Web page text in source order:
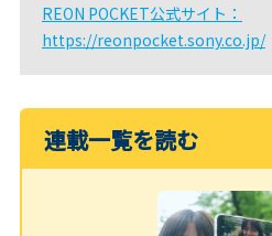
REON POCKET公式サイト：
https://reonpocket.sony.co.jp/
連載一覧を読む